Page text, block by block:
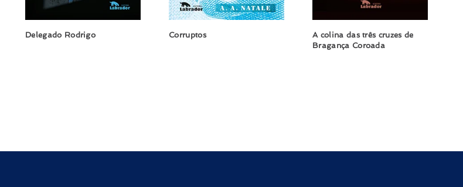
Delegado Rodrigo Corruptos
A colina das três cruzes de
Bragança Coroada